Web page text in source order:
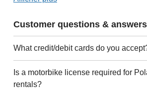
Customer questions & answers
What credit/debit cards do you
Is a motorbike license required for
rentals?